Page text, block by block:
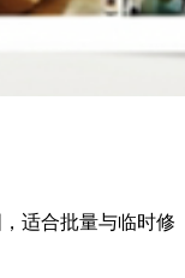
适合批量与临时修